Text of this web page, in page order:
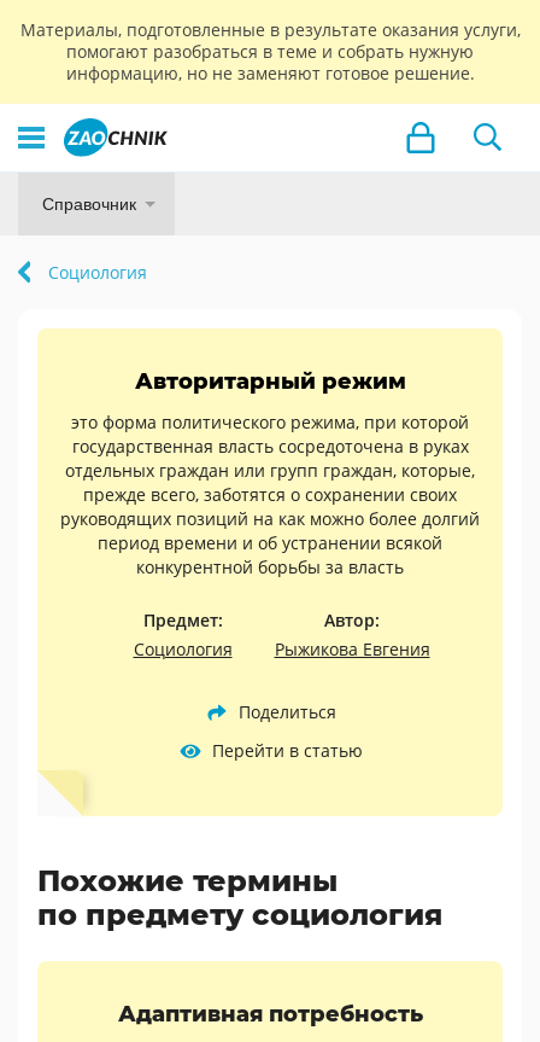
Материалы, подготовленные в результате оказания услуги,
помогают разобраться в теме и собрать нужную
информацию, но не заменяют готовое решение.
Справочник
Социология
Авторитарный режим
это форма политического режима, при которой
государственная власть сосредоточена в руках
отдельных граждан или групп граждан, которые,
прежде всего, заботятся о сохранении своих
руководящих позиций на как можно более долгий
период времени и об устранении всякой
конкурентной борьбы за власть
Предмет:
Социология
Автор:
Рыжикова Евгения
Поделиться
Перейти в статью
Похожие термины
по предмету социология
Адаптивная потребность